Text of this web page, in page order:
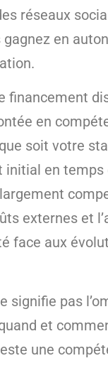
réseaux
gagnez en
financement
en
soit votre
initial en temps
externes et
face aux
signifie pas
et
une